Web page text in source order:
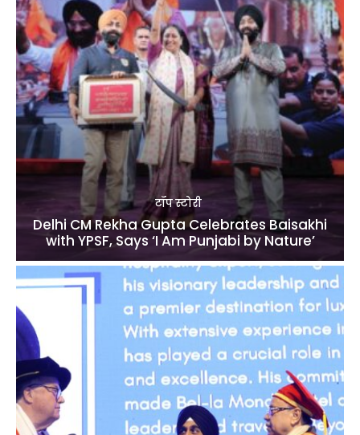
टॉप स्टोरी
Delhi CM Rekha Gupta Celebrates Baisakhi
with YPSF, Says ‘I Am Punjabi by Nature’